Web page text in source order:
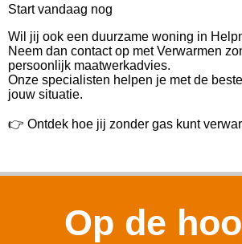
Start vandaag nog
Wil jij ook een duurzame woning in
Neem dan contact op met Verwarmen
persoonlijk maatwerkadvies.
Onze specialisten helpen je met de
jouw situatie.
👉 Ontdek hoe jij zonder gas kunt
Op de